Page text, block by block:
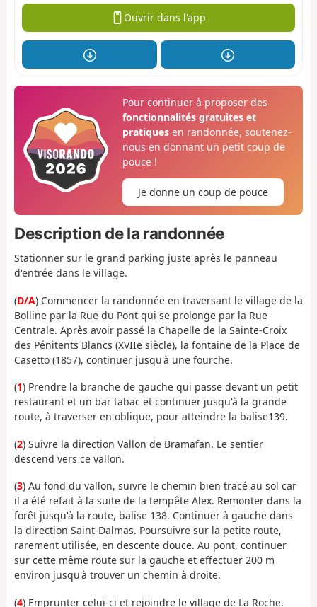
Ouvrir dans l'app
Pour continuer à proposer des
fonctionnalités gratuites et
pratiquesen randonnée, soutenez-
nous en donnant un petit coup de
pouce !
Je donne un coup de pouce
Description de la randonnée
Stationner sur le grand parking juste après le panneau
d'entrée dans le village.
(D/A) Commencer la randonnée en traversant le village de la
Bolline par la Rue du Pont qui se prolonge par la Rue
Centrale. Après avoir passé la Chapelle de la Sainte-Croix
des Pénitents Blancs (XVIIe siècle), la fontaine de la Place de
Casetto (1857), continuer jusqu'à une fourche.
(1) Prendre la branche de gauche qui passe devant un petit
restaurant et un bar tabac et continuer jusqu'à la grande
route, à traverser en oblique, pour atteindre la balise139.
(2) Suivre la direction Vallon de Bramafan. Le sentier
descend vers ce vallon.
(3) Au fond du vallon, suivre le chemin bien tracé au sol car
il a été refait à la suite de la tempête Alex. Remonter dans la
forêt jusqu'à la route, balise 138. Continuer à gauche dans
la direction Saint-Dalmas. Poursuivre sur la petite route,
rarement utilisée, en descente douce. Au pont, continuer
sur cette même route sur la gauche et effectuer 200 m
environ jusqu'à trouver un chemin à droite.
(4) Emprunter celui-ci et rejoindre le village de La Roche.